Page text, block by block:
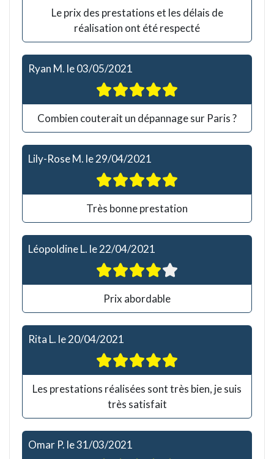
Le prix des prestations et les délais de
réalisation ont été respecté
Ryan M. le03/05/2021
Combien couterait un dépannage sur Paris ?
Lily-Rose M. le29/04/2021
Très bonne prestation
Léopoldine L. le22/04/2021
Prix abordable
Rita L. le20/04/2021
Les prestations réalisées sont très bien, je suis
très satisfait
Omar P. le31/03/2021